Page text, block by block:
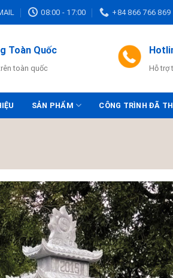
08:00 - 17:00 +84 866 766 869
Toàn Quốc
toàn quốc Hỗ trợ
SẢN PHẨM CÔNG TRÌNH ĐÃ